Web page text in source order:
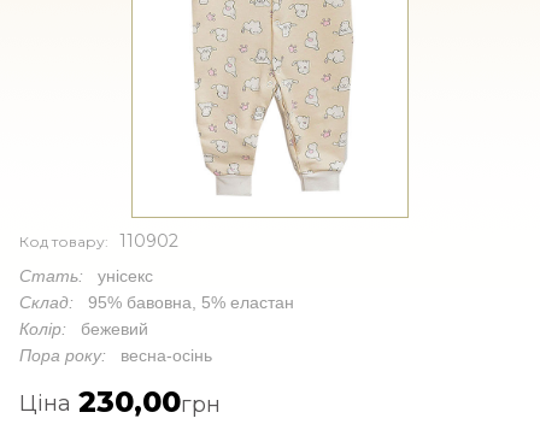
Код товару: 110902
Стать: унісекс
Склад: 95% бавовна, 5% еластан
Колір: бежевий
Пора року: весна-осінь
Ціна 230,00грн